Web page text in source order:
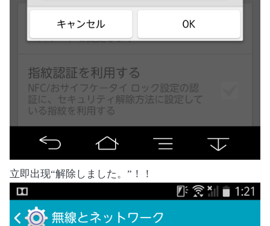
立即出现“解除しました。”！！